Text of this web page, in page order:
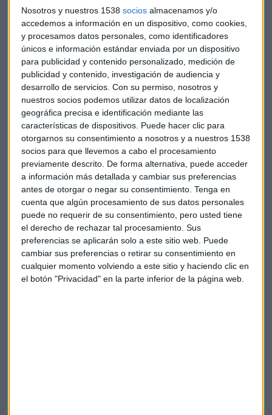
Nosotros y nuestros 1538 socios almacenamos y/o
accedemos a información en un dispositivo, como cookies,
y procesamos datos personales, como identificadores
únicos e información estándar enviada por un dispositivo
para publicidad y contenido personalizado, medición de
publicidad y contenido, investigación de audiencia y
desarrollo de servicios. Con su permiso, nosotros y
nuestros socios podemos utilizar datos de localización
geográfica precisa e identificación mediante las
características de dispositivos. Puede hacer clic para
otorgarnos su consentimiento a nosotros y a nuestros 1538
socios para que llevemos a cabo el procesamiento
previamente descrito. De forma alternativa, puede acceder
a información más detallada y cambiar sus preferencias
antes de otorgar o negar su consentimiento. Tenga en
cuenta que algún procesamiento de sus datos personales
puede no requerir de su consentimiento, pero usted tiene
el derecho de rechazar tal procesamiento. Sus
preferencias se aplicarán solo a este sitio web. Puede
cambiar sus preferencias o retirar su consentimiento en
cualquier momento volviendo a este sitio y haciendo clic en
el botón "Privacidad" en la parte inferior de la página web.
Como parte del plan, el consejero delegado, Meinrad
Spenger, recibió 125.000 acciones y tras la colocación
conservará una participación de un 1,1%.
Empresas Economía MásMóvil Operadoras
Suscríbete a nuestros boletines
Te enviaremos las noticias más importantes del día